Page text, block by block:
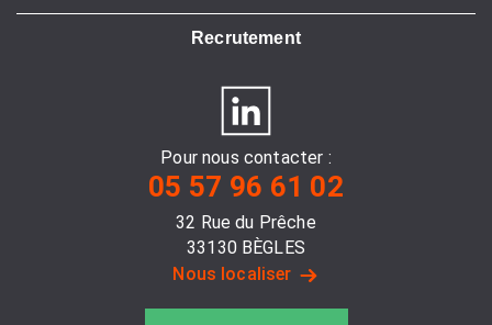
Recrutement
Pour nous contacter :
05 57 96 61 02
32 Rue du Prêche
33130 BÈGLES
Nous localiser